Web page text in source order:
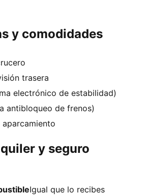
y comodidades
trasera
electrónico de estabilidad)
antibloqueo de frenos)
y seguro
Igual que lo recibes